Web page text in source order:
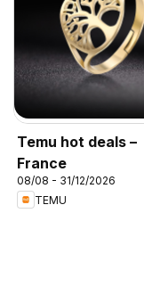
Temu hot deals –
France
08/08 - 31/12/2026
TEMU